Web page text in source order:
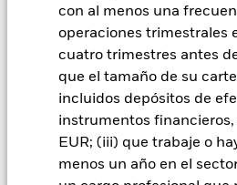
con al menos una
operaciones trimestrales
cuatro trimestres antes
que el tamaño de su
incluidos depósitos de
instrumentos
EUR; (iii) que trabaje o
menos un año en el
variable y los asimilados a acciones
los movimientos diarios del
factores que influyen están los
noticias económicas, beneficios
societarios de importancia. El
empresas que participen en
incompatibles con los criterios ESG.
inversores deberán realizar una
filtro ESG del Fondo antes de
podría afectar negativamente al